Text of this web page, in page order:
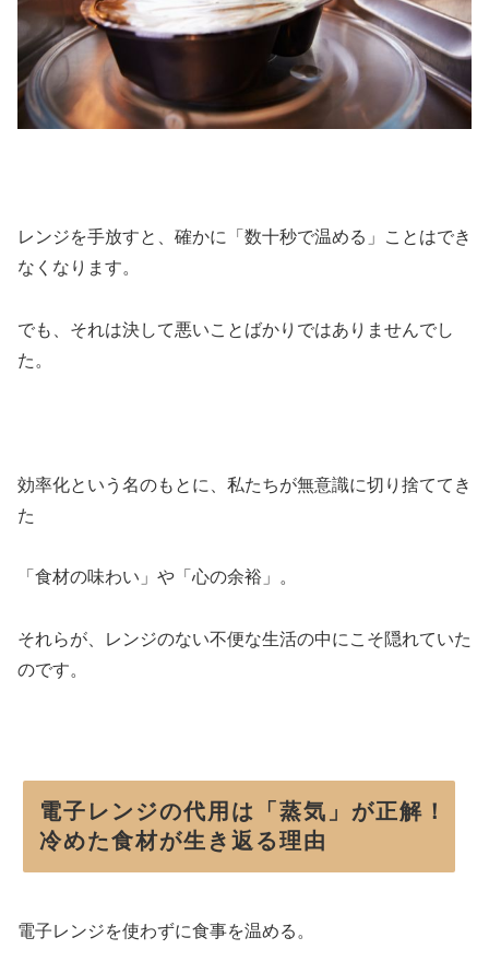
レンジを手放すと、確かに「数十秒で温める」ことはでき
なくなります。
でも、それは決して悪いことばかりではありませんでし
た。
効率化という名のもとに、私たちが無意識に切り捨ててき
た
「食材の味わい」や「心の余裕」。
それらが、レンジのない不便な生活の中にこそ隠れていた
のです。
電子レンジの代用は「蒸気」が正解！
冷めた食材が生き返る理由
電子レンジを使わずに食事を温める。